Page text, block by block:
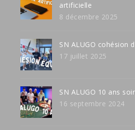
artificielle
8 décembre 2025
SN ALUGO cohésion
17 juillet 2025
SN ALUGO 10 ans
16 septembre 2024